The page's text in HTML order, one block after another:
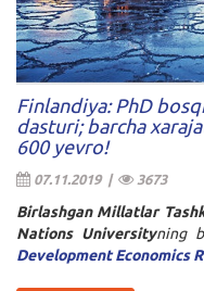
Finlandiya: PhD
dasturi; barcha
600 yevro!
07.11.2019 | 3673
Birlashgan Millatlar
Nations Universityning
Development Economics